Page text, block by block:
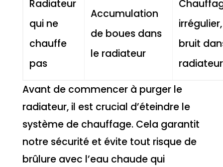
Radiateur
qui ne
chauffe
pas
Accumulation
de boues dans
le radiateur
irrégulier,
bruit
radiateur
Avant de commencer à purger le
radiateur, il est crucial d’éteindre le
système de chauffage. Cela garantit
notre sécurité et évite tout risque de
brûlure avec l’eau chaude qui